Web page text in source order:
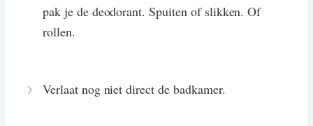
pak je de deodorant. Spuiten of slikken. Of
rollen.
Verlaat nog niet direct de badkamer.